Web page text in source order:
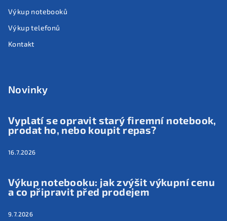
Výkup notebooků
Výkup telefonů
Kontakt
Novinky
Vyplatí se opravit starý firemní notebook,
prodat ho, nebo koupit repas?
16.7.2026
Výkup notebooku: jak zvýšit výkupní cenu
a co připravit před prodejem
9.7.2026